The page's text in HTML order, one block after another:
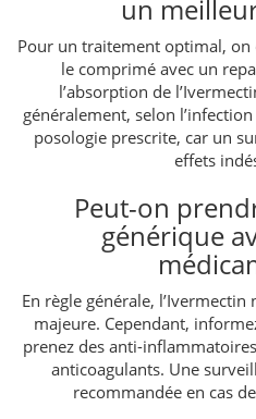
un
Pour un traitement optimal,
le comprimé avec un
l’absorption de
généralement, selon
posologie prescrite, car un
effets
Peut-on
générique
En règle générale,
majeure. Cependant,
prenez des anti-
anticoagulants. Une
recommandée en cas